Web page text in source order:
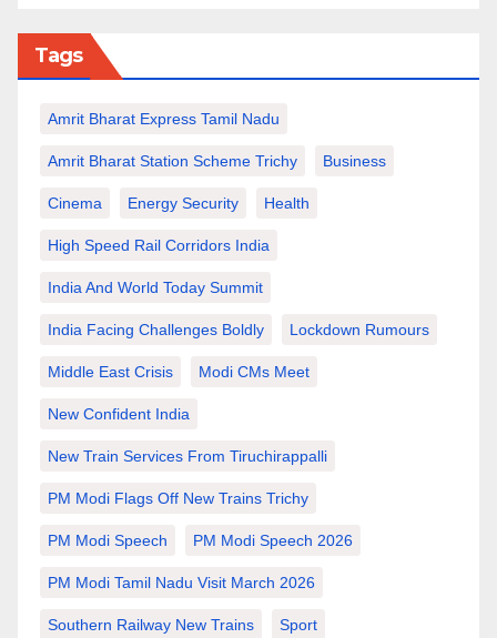
Tags
Amrit Bharat Express Tamil Nadu
Amrit Bharat Station Scheme Trichy Business
Cinema Energy Security Health
High Speed Rail Corridors India
India And World Today Summit
India Facing Challenges Boldly Lockdown Rumours
Middle East Crisis Modi CMs Meet
New Confident India
New Train Services From Tiruchirappalli
PM Modi Flags Off New Trains Trichy
PM Modi Speech PM Modi Speech 2026
PM Modi Tamil Nadu Visit March 2026
Southern Railway New Trains Sport